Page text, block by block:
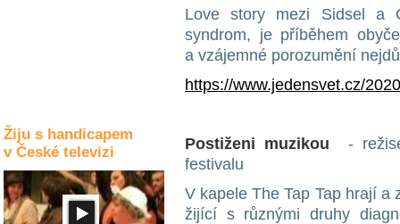
Žiju s handicapem
v České televizi
Love story mezi Sidsel a
syndrom, je příběhem
a vzájemné porozumění
https://www.jedensvet.cz/
Postiženi muzikou -
festivalu
V kapele The Tap Tap hrají
žijící s různými druhy